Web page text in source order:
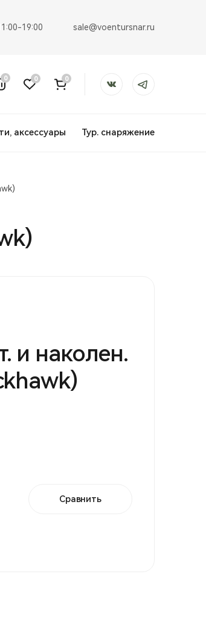
19:00 sale@voentursnar.ru
0 0 0
аксессуары Тур. снаряжение
и наколен.
Сравнить